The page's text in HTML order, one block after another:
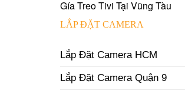
Gía Treo Tivi Tại Vũng Tàu
LẮP ĐẶT CAMERA
Lắp Đặt Camera HCM
Lắp Đặt Camera Quận 9